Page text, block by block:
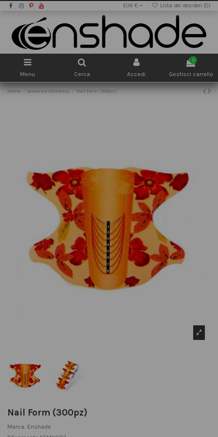
EUR € Lista dei desideri (0)
Menu Cerca Accedi
0
Gestisci carrello
Home Accessori/Attrezzi Nail Form (300pz)
Nail Form (300pz)
Marca: Enshade